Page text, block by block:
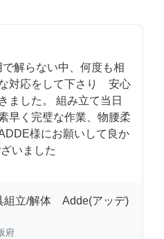
解らない中、何度も相
対応をして下さり 安心
ました。 組み立て当日
早く完璧な作業、物腰柔
様にお願いして良か
いました
組立/解体 Adde(アッデ)
府